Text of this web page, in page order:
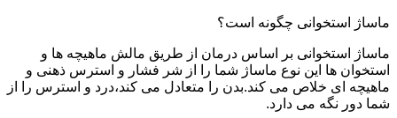
ماساژ استخوانی چگونه است؟
ماساژ استخوانی بر اساس درمان از طریق مالش ماهیچه ها و
استخوان ها این نوع ماساژ شما را از شر فشار و استرس ذهنی و
ماهیچه ای خلاص می کند.بدن را متعادل می کند،درد و استرس را از
شما دور نگه می دارد.